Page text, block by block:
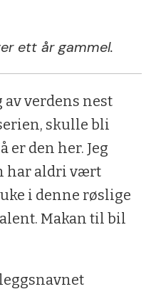
ett år gammel.
verdens nest
skulle bli
er den her. Jeg
har aldri vært
i denne røslige
Makan til bil